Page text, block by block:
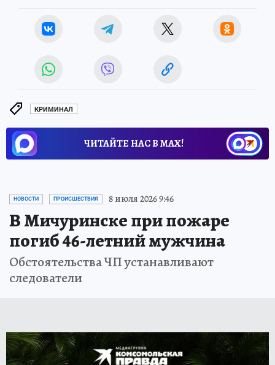
КРИМИНАЛ
ЧИТАЙТЕ НАС В МАХ!
НОВОСТИ ПРОИСШЕСТВИЯ 8 июля 2026 9:46
В Мичуринске при пожаре
погиб 46-летний мужчина
Обстоятельства ЧП устанавливают
следователи